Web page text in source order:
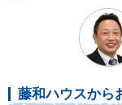
藤和ハウスから